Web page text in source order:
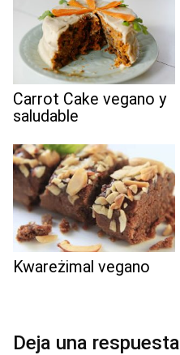
Carrot Cake vegano y
saludable
Kwareżimal vegano
Deja una respuesta